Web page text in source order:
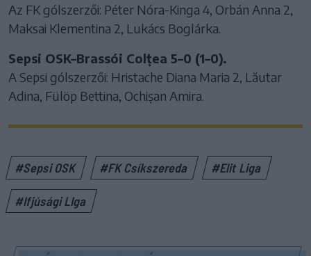
Az FK gólszerzői: Péter Nóra-Kinga 4, Orbán Anna 2,
Maksai Klementina 2, Lukács Boglárka.
Sepsi OSK–Brassói Colțea 5–0 (1–0).
A Sepsi gólszerzői: Hristache Diana Maria 2, Lăutar
Adina, Fülöp Bettina, Ochișan Amira.
#Sepsi OSK #FK Csíkszereda #Elit Liga
#Ifjúsági LIga